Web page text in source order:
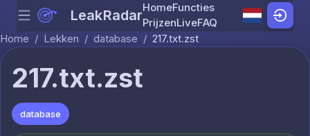
Skip to content
Menu LeakRadarHomeFuncties
PrijzenLiveFAQ
Home / Lekken / database / 217.txt.zst
217.txt.zst
database